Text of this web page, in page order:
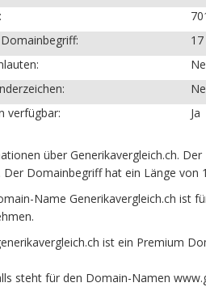
verfügbar:
Ja
über Generikavergleich.ch.
Der Domainbegriff hat ein Länge
Name Generikavergleich.ch ist
ist ein Premium
steht für den Domain-Namen